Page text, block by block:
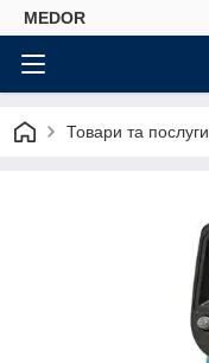
MEDOR
Товари та послуги